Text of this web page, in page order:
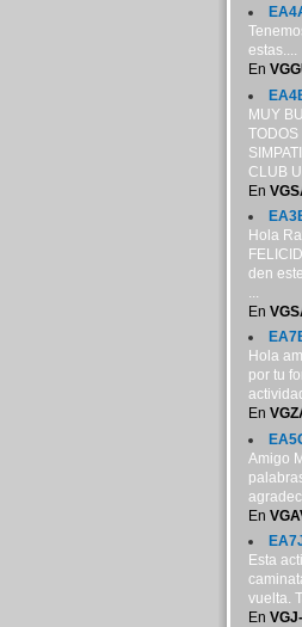
estas....
En
MUY
TODOS
CLUB
En
Hola
den
...
En
Hola
por tu
En
Amigo
En
Esta
vuelta.
En